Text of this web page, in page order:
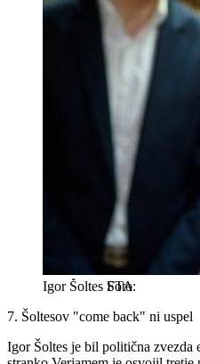
Igor Šoltes STA
7. Šoltesov "come back" ni uspel
Igor Šoltes je bil politična zvezda